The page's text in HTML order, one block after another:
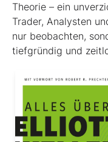
Theorie – ein
Trader, Analysten
nur beobachten,
tiefgründig und